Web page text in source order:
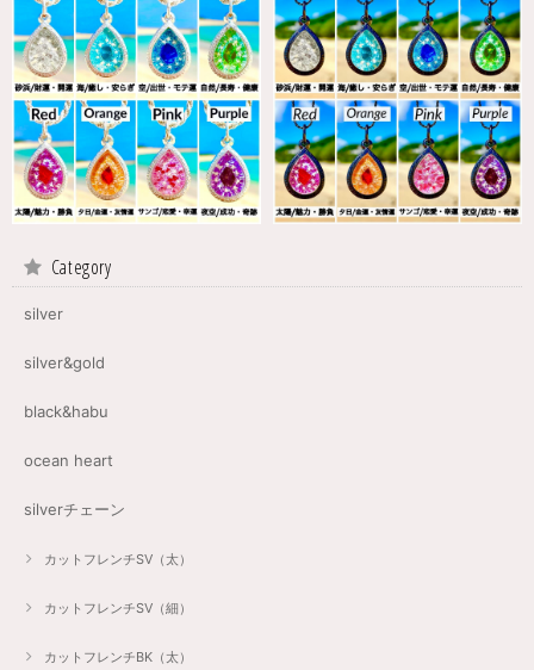
Category
silver
silver&gold
black&habu
ocean heart
silverチェーン
カットフレンチSV（太）
カットフレンチSV（細）
カットフレンチBK（太）